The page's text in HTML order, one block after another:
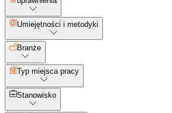
Umiejętności i metodyki
Branże
Typ miejsca pracy
Stanowisko